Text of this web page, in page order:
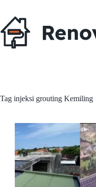
content
Tag injeksi grouting Kemiling